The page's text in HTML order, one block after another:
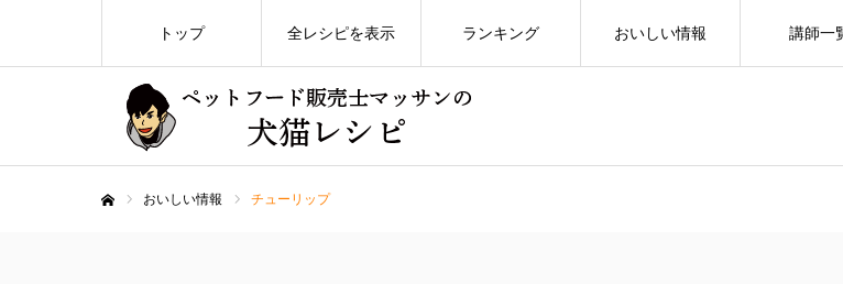
トップ 全レシピを表示 ランキング おいしい情報 講師一
おいしい情報 チューリップ